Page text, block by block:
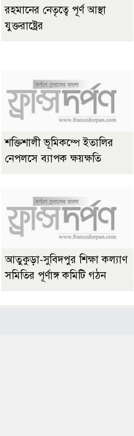
রহমানের নেতৃত্বে পূর্ণ আস্থা
যুক্তরাষ্ট্রের
শক্তিশালী ভূমিকম্পে ইতালির
নেপলসে ব্যাপক ক্ষয়ক্ষতি
আতুকুড়া-সুবিদপুর শিক্ষা কল্যাণ
সমিতির পূর্ণাঙ্গ কমিটি গঠন